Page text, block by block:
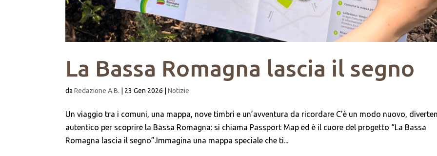
La Bassa Romagna lascia il segno
daRedazione A.B. 23 Gen 2026 |Notizie
Un viaggio tra i comuni, una mappa, nove timbri e un’avventura da ricordare C’è un modo nuovo,
autentico per scoprire la Bassa Romagna: si chiama Passport Map ed è il cuore del progetto “La Bassa
Romagna lascia il segno”.Immagina una mappa speciale che ti...